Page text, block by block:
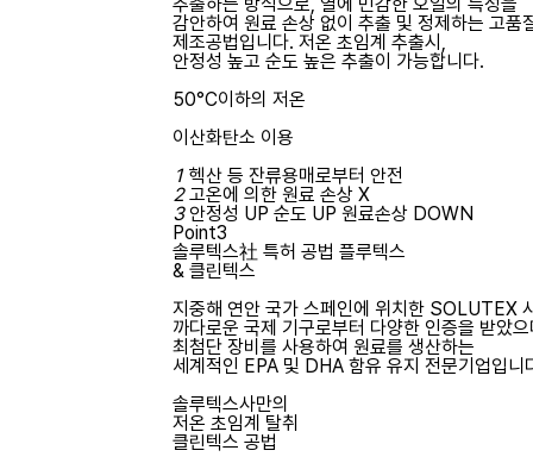
감안하여 원료 손상 없이 추출 및 정제하는 고품
제조공법입니다. 저온 초임계 추출시,
안정성 높고 순도 높은 추출이 가능합니다.
50°C이하의 저온
이산화탄소 이용
1 헥산 등 잔류용매로부터 안전
2고온에 의한 원료 손상 X
3안정성 UP 순도 UP 원료손상 DOWN
Point3
솔루텍스社 특허 공법 플루텍스
& 클린텍스
지중해 연안 국가 스페인에 위치한 SOLUTEX
까다로운 국제 기구로부터 다양한 인증을 받았
최첨단 장비를 사용하여 원료를 생산하는
세계적인 EPA 및 DHA 함유 유지 전문기업입니
솔루텍스사만의
저온 초임계 탈취
클린텍스 공법